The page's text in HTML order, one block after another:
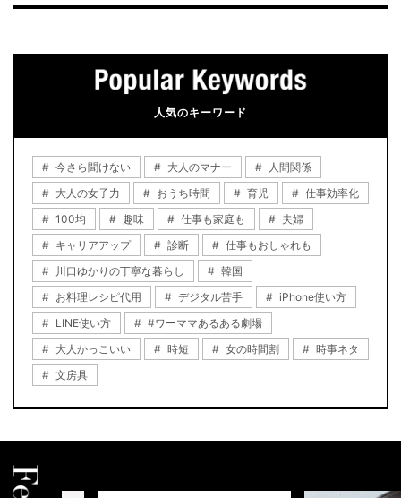
人気のキーワード
今さら聞けない 大人のマナー
人間関係
大人の女子力
おうち時間 育児
仕事効率化
100均
趣味 仕事も家庭も
夫婦
キャリアアップ
診断
仕事もおしゃれも
川口ゆかりの丁寧な暮らし
韓国
お料理レシピ代用
デジタル苦手
iPhone使い方
LINE使い方
#ワーママあるある劇場
大人かっこいい
時短 女の時間割
時事ネタ
文房具